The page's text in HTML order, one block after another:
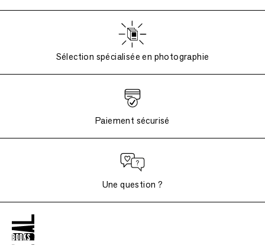
Sélection spécialisée en photographie
Paiement sécurisé
Une question ?